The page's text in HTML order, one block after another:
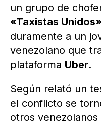
un grupo de
«Taxistas
duramente a un
venezolano que
plataforma Uber.
Según relató un
el conflicto se
otros